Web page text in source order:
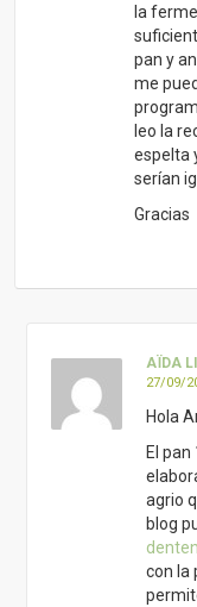
la
pan y
me
leo la
espelta
serían
Gracias
AÏDA
27/09/
Hola
El
agrio
blog
con la